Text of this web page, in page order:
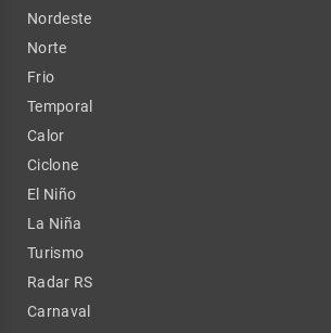
Nordeste
Norte
Frio
Temporal
Calor
Ciclone
El Niño
La Niña
Turismo
Radar RS
Carnaval